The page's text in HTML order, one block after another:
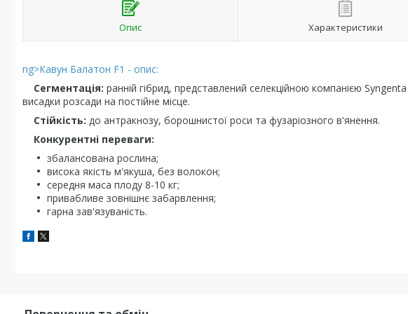
Опис Характеристики
ng>Кавун Балатон F1 - опис:
Сегментація: ранній гібрид, представлений селекційною компанією
висадки розсади на постійне місце.
Стійкість: до антракнозу, борошнистої роси та фузаріозного в'янення.
Конкурентні переваги:
збалансована рослина;
висока якість м'якуша, без волокон;
середня маса плоду 8-10 кг;
привабливе зовнішнє забарвлення;
гарна зав'язуваність.